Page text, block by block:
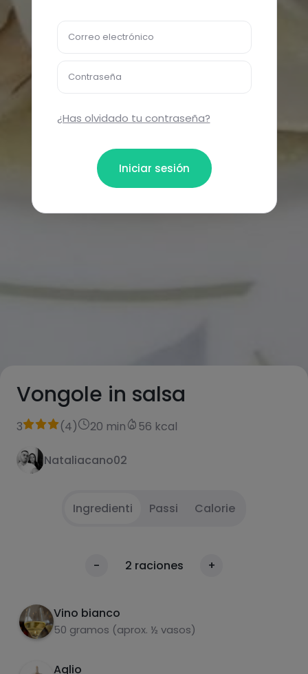
Vongole in salsa
3 (4) 20 min 56 kcal
Nataliacano02
Ingredienti Passi Calorie
- 2 raciones +
Vino bianco
50 gramos (aprox. ½ vasos)
Aglio
-Tritare 4 spicchi d'aglio - Versare
abbondante olio d'oliva in una grande padella.
2 - Versare abbondante olio d'oliva in una
padella grande.
Correo electrónico
Contraseña
¿Has olvidado tu contraseña?
Iniciar sesión